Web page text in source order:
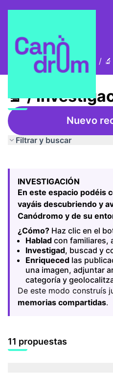
La Alzina i el Canòdrom /
🔬 /
Nuevo
Filtrar y buscar
−
INVESTIGACIÓN
En este espacio podéis
vayáis descubriendo y
Canódromo y de su
¿Cómo? Haz clic en el
Hablad con familiares,
Investigad, buscad y
Enriqueced las
una imagen, adjuntar
categoría y
De este modo construís
memorias compartidas.
11 propuestas